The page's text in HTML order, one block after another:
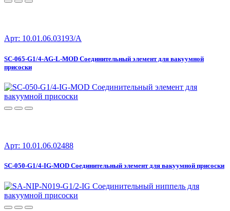
Арт: 10.01.06.03193/A
SC-065-G1/4-AG-L-MOD Соединительный элемент для вакуумной
присоски
Арт: 10.01.06.02488
SC-050-G1/4-IG-MOD Соединительный элемент для вакуумной присоски